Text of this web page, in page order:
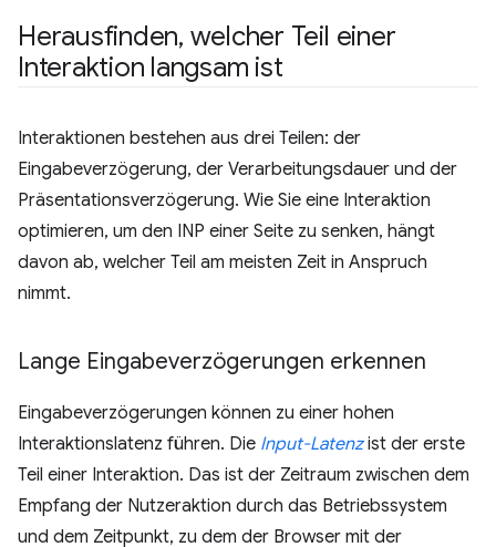
Herausfinden, welcher Teil einer
Interaktion langsam ist
Interaktionen bestehen aus drei Teilen: der
Eingabeverzögerung, der Verarbeitungsdauer und der
Präsentationsverzögerung. Wie Sie eine Interaktion
optimieren, um den INP einer Seite zu senken, hängt
davon ab, welcher Teil am meisten Zeit in Anspruch
nimmt.
Lange Eingabeverzögerungen erkennen
Eingabeverzögerungen können zu einer hohen
Interaktionslatenz führen. Die Input-Latenzist der erste
Teil einer Interaktion. Das ist der Zeitraum zwischen dem
Empfang der Nutzeraktion durch das Betriebssystem
und dem Zeitpunkt, zu dem der Browser mit der